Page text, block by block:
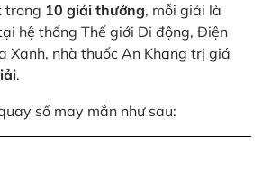
trong 10 giải thưởng, mỗi giải là
hệ thống Thế giới Di động, Điện
Xanh, nhà thuốc An Khang trị giá
.
số may mắn như sau: